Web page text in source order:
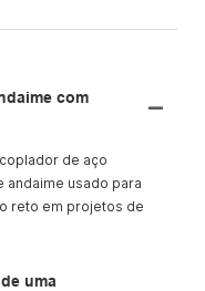
com
de aço
usado para
reto em projetos de
uma